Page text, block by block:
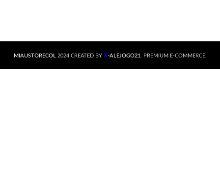
MIAUSTORECOL 2024 CREATED BY X-ALEJOGO21 . PREMIUM E-COMMERCE.